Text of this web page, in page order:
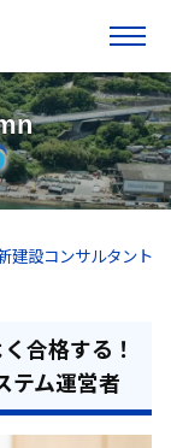
建設コンサルタント
合格する！
テム運営者